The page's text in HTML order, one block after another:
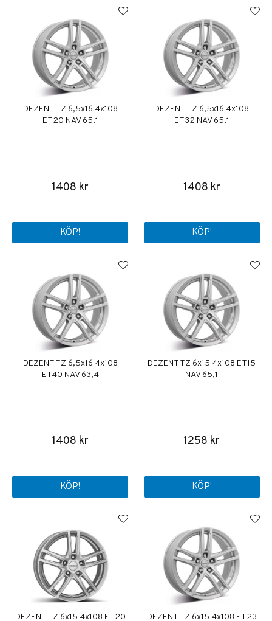
DEZENT TZ 6,5x16 4x108
ET20 NAV 65,1
1408 kr
KÖP!
DEZENT TZ 6,5x16 4x108
ET32 NAV 65,1
1408 kr
KÖP!
DEZENT TZ 6,5x16 4x108
ET40 NAV 63,4
1408 kr
KÖP!
DEZENT TZ 6x15 4x108 ET15
NAV 65,1
1258 kr
KÖP!
DEZENT TZ 6x15 4x108 ET20 DEZENT TZ 6x15 4x108 ET23